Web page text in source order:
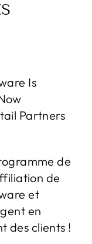
Is
Partners
de
de
et
en
des clients !